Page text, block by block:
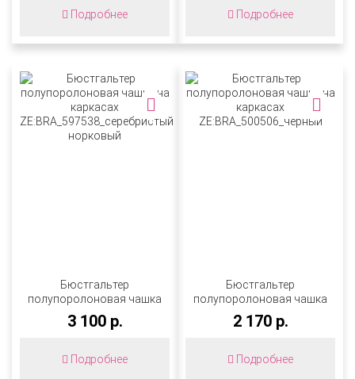
Подробнее Подробнее
Бюстгальтер
полупоролоновая чашка
на каркасах
ZE:BRA_597538_серебристый
3 100 р.
Подробнее
Бюстгальтер
полупоролоновая чашка
на каркасах
ZE:BRA_500506_черный
2 170 р.
Подробнее